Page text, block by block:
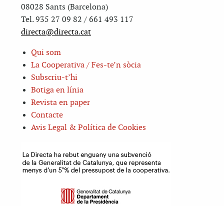
08028 Sants (Barcelona)
Tel. 935 27 09 82 / 661 493 117
directa@directa.cat
Qui som
La Cooperativa / Fes-te’n sòcia
Subscriu-t’hi
Botiga en línia
Revista en paper
Contacte
Avis Legal & Política de Cookies